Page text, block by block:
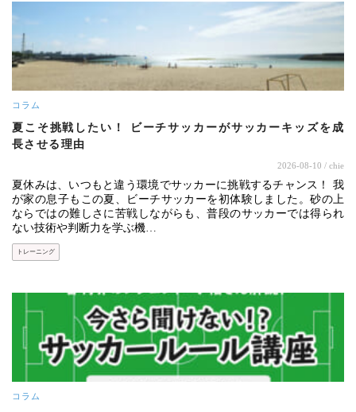
コラム
夏こそ挑戦したい！ ビーチサッカーがサッカーキッズを成
長させる理由
2026-08-10 / chie
夏休みは、いつもと違う環境でサッカーに挑戦するチャンス！ 我
が家の息子もこの夏、ビーチサッカーを初体験しました。砂の上
ならではの難しさに苦戦しながらも、普段のサッカーでは得られ
ない技術や判断力を学ぶ機…
トレーニング
コラム